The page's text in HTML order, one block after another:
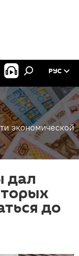
РУС
экономической
дал
до